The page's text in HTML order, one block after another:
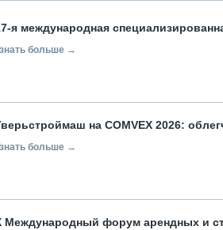
я международная
больше →
на COMVEX 2026:
больше →
Международный форум арендных и